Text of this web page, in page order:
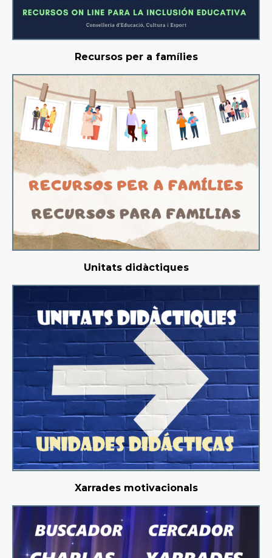
Recursos per a famílies
Unitats didàctiques
Xarrades motivacionals